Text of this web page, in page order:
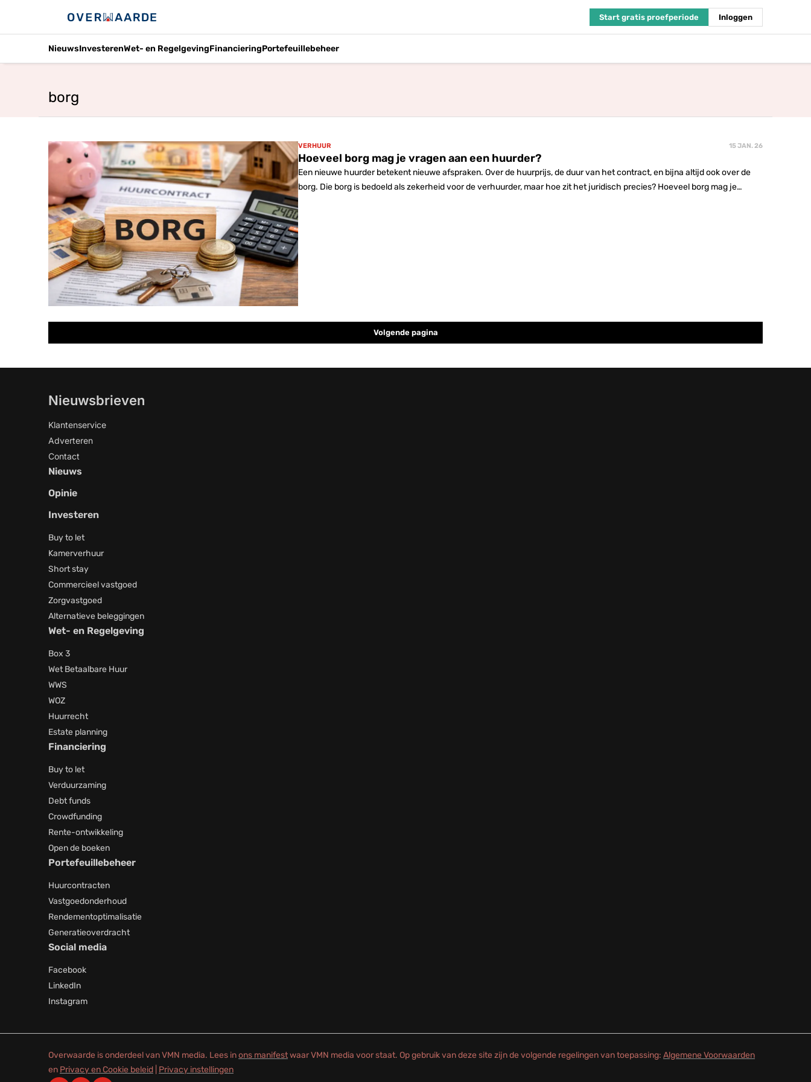
Start gratis proefperiode Inloggen
NieuwsInvesterenWet- en RegelgevingFinancieringPortefeuillebeheer
borg
VERHUUR 15 JAN. 26
Hoeveel borg mag je vragen aan een huurder?
Een nieuwe huurder betekent nieuwe afspraken. Over de huurprijs, de duur van het contract, en bijna altijd ook over de
borg. Die borg is bedoeld als zekerheid voor de verhuurder, maar hoe zit het juridisch precies? Hoeveel borg mag je
Volgende pagina
Nieuwsbrieven
Klantenservice
Adverteren
Contact
Nieuws
Opinie
Investeren
Buy to let
Kamerverhuur
Short stay
Commercieel vastgoed
Zorgvastgoed
Alternatieve beleggingen
Wet- en Regelgeving
Box 3
Wet Betaalbare Huur
WWS
WOZ
Huurrecht
Estate planning
Financiering
Buy to let
Verduurzaming
Debt funds
Crowdfunding
Rente-ontwikkeling
Open de boeken
Portefeuillebeheer
Huurcontracten
Vastgoedonderhoud
Rendementoptimalisatie
Generatieoverdracht
Social media
Facebook
LinkedIn
Instagram
Overwaarde is onderdeel van VMN media. Lees inons manifestwaar VMN media voor staat. Op gebruik van deze site zijn de volgende regelingen van toepassing: Algemene Voorwaarden
en Privacy en Cookie beleid Privacy instellingen